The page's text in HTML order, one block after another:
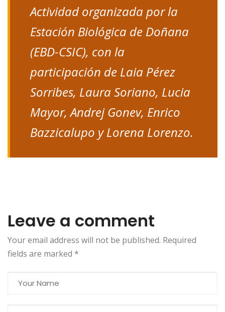
Actividad organizada por la
Estación Biológica de Doñana
(EBD-CSIC), con la
participación de Laia Pérez
Sorribes, Laura Soriano, Lucia
Mayor, Andrej Gonev, Enrico
Bazzicalupo y Lorena Lorenzo.
Leave a comment
Your email address will not be published. Required
fields are marked *